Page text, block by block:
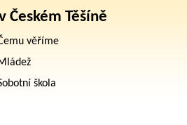
Českém Těšíně
věříme
škola